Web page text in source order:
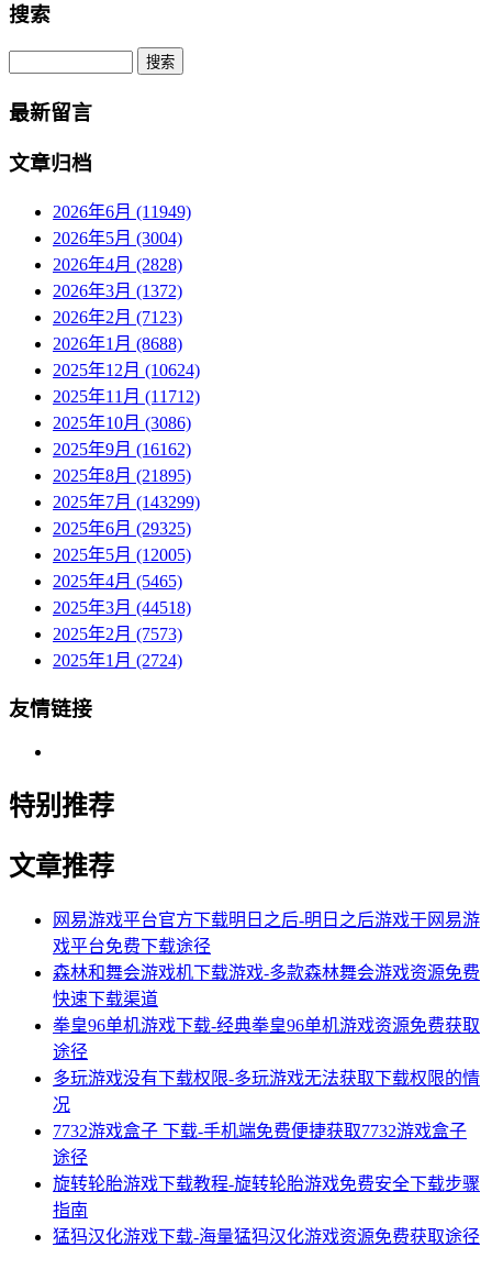
搜索
Search
最新留言
文章归档
2026年6月 (11949)
2026年5月 (3004)
2026年4月 (2828)
2026年3月 (1372)
2026年2月 (7123)
2026年1月 (8688)
2025年12月 (10624)
2025年11月 (11712)
2025年10月 (3086)
2025年9月 (16162)
2025年8月 (21895)
2025年7月 (143299)
2025年6月 (29325)
2025年5月 (12005)
2025年4月 (5465)
2025年3月 (44518)
2025年2月 (7573)
2025年1月 (2724)
友情链接
特别推荐
文章推荐
网易游戏平台官方下载明日之后-明日之后游戏于网易游
戏平台免费下载途径
森林和舞会游戏机下载游戏-多款森林舞会游戏资源免费
快速下载渠道
拳皇96单机游戏下载-经典拳皇96单机游戏资源免费获取
途径
多玩游戏没有下载权限-多玩游戏无法获取下载权限的情
况
7732游戏盒子 下载-手机端免费便捷获取7732游戏盒子
途径
旋转轮胎游戏下载教程-旋转轮胎游戏免费安全下载步骤
指南
猛犸汉化游戏下载-海量猛犸汉化游戏资源免费获取途径